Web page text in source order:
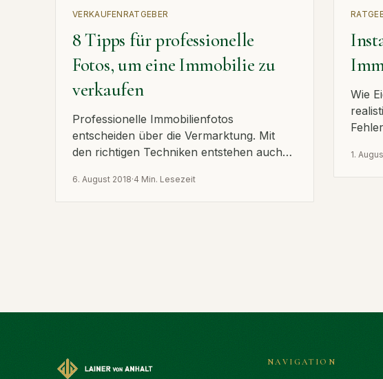
VERKAUFENRATGEBER
8 Tipps für professionelle
Fotos, um eine Immobilie zu
verkaufen
Professionelle Immobilienfotos
entscheiden über die Vermarktung. Mit
den richtigen Techniken entstehen auch
Exposés.
6. August 2018·4 Min. Lesezeit
Wie
1.
NAVIGATION